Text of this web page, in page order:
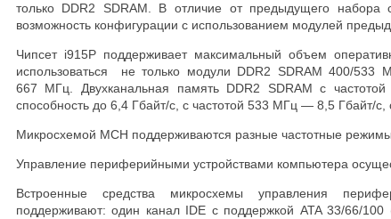
только DDR2 SDRAM. В отличие от предыдущего набора
возможность конфигурации с использованием модулей
Чипсет i915P поддерживает максимальный объем
использоваться не только модули DDR2 SDRAM 400/533
667 МГц. Двухканальная память DDR2 SDRAM с
способность до 6,4 Гбайт/с, с частотой 533 МГц — 8,5 Гбайт/
Микросхемой MCH поддерживаются разные частотные
Управление периферийными устройствами компьютера
Встроенные средства микросхемы управления
поддерживают: один канал IDE с поддержкой ATA 33/66/